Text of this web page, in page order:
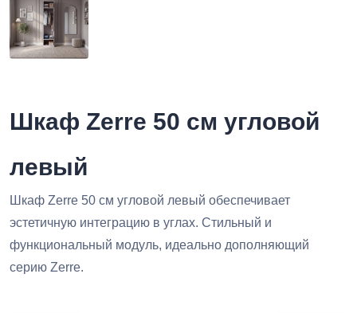
Шкаф Zerre 50 см угловой
левый
Шкаф Zerre 50 см угловой левый обеспечивает
эстетичную интеграцию в углах. Стильный и
функциональный модуль, идеально дополняющий
серию Zerre.